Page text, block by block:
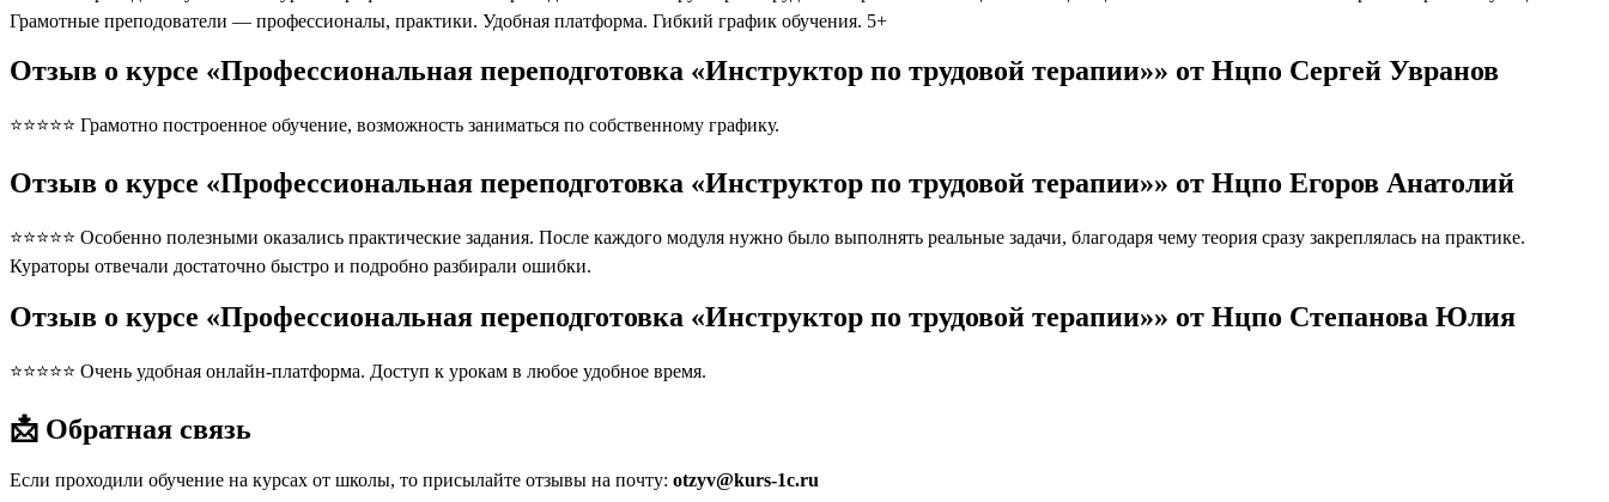
Грамотные преподователи — профессионалы, практики. Удобная платформа. Гибкий график обучения. 5+
Отзыв о курсе «Профессиональная переподготовка «Инструктор по трудовой терапии»» от Нцпо Сергей Увранов
⭐⭐⭐⭐⭐ Грамотно построенное обучение, возможность заниматься по собственному графику.
Отзыв о курсе «Профессиональная переподготовка «Инструктор по трудовой терапии»» от Нцпо Егоров Анатолий
⭐⭐⭐⭐⭐ Особенно полезными оказались практические задания. После каждого модуля нужно было выполнять реальные задачи, благодаря чему теория сразу закреплялась на практике.
Кураторы отвечали достаточно быстро и подробно разбирали ошибки.
Отзыв о курсе «Профессиональная переподготовка «Инструктор по трудовой терапии»» от Нцпо Степанова Юлия
⭐⭐⭐⭐⭐ Очень удобная онлайн-платформа. Доступ к урокам в любое удобное время.
📩 Обратная связь
Если проходили обучение на курсах от школы, то присылайте отзывы на почту: otzyv@kurs-1c.ru